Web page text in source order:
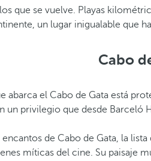
que se vuelve. Playas
un lugar inigualable que
Cabo
abarca el Cabo de Gata está
un privilegio que desde Barceló
de Cabo de Gata, la
míticas del cine. Su paisaje